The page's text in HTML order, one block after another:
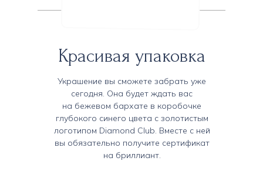
Красивая упаковка
Украшение вы сможете забрать уже
сегодня. Она будет ждать вас
на бежевом бархате в коробочке
глубокого синего цвета с золотистым
логотипом Diamond Club. Вместе с ней
вы обязательно получите сертификат
на бриллиант.